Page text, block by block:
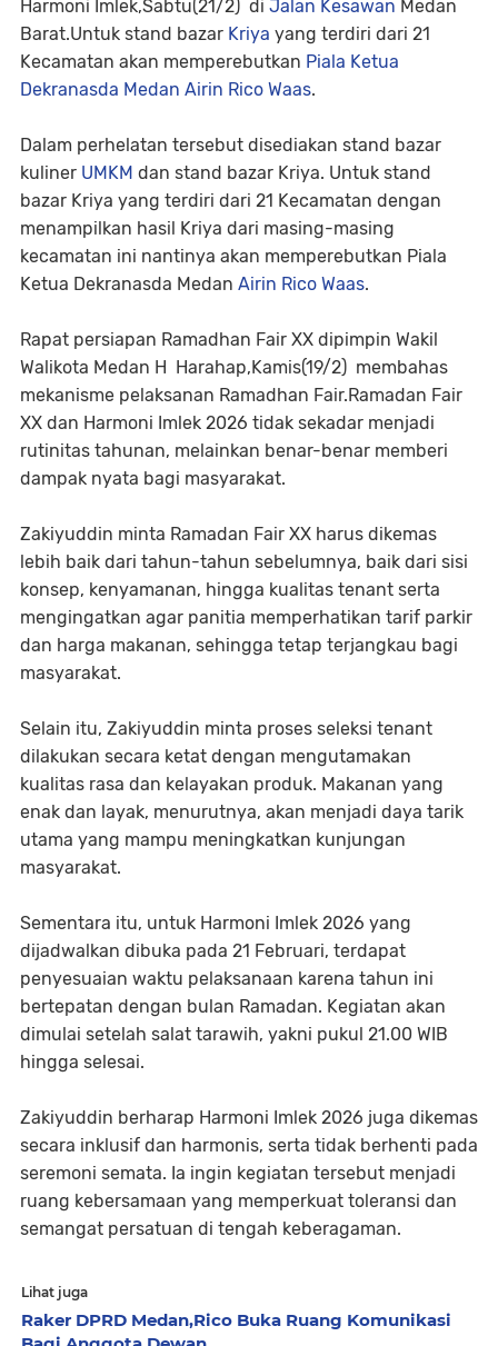
Harmoni Imlek,Sabtu(21/2) di Jalan Kesawan Medan
Barat.Untuk stand bazar Kriya yang terdiri dari 21
Kecamatan akan memperebutkan Piala Ketua
Dekranasda Medan Airin Rico Waas.
Dalam perhelatan tersebut disediakan stand bazar
kuliner UMKM dan stand bazar Kriya. Untuk stand
bazar Kriya yang terdiri dari 21 Kecamatan dengan
menampilkan hasil Kriya dari masing-masing
kecamatan ini nantinya akan memperebutkan Piala
Ketua Dekranasda Medan Airin Rico Waas.
Rapat persiapan Ramadhan Fair XX dipimpin Wakil
Walikota Medan H Harahap,Kamis(19/2) membahas
mekanisme pelaksanan Ramadhan Fair.Ramadan Fair
XX dan Harmoni Imlek 2026 tidak sekadar menjadi
rutinitas tahunan, melainkan benar-benar memberi
dampak nyata bagi masyarakat.
Zakiyuddin minta Ramadan Fair XX harus dikemas
lebih baik dari tahun-tahun sebelumnya, baik dari sisi
konsep, kenyamanan, hingga kualitas tenant serta
mengingatkan agar panitia memperhatikan tarif parkir
dan harga makanan, sehingga tetap terjangkau bagi
masyarakat.
Selain itu, Zakiyuddin minta proses seleksi tenant
dilakukan secara ketat dengan mengutamakan
kualitas rasa dan kelayakan produk. Makanan yang
enak dan layak, menurutnya, akan menjadi daya tarik
utama yang mampu meningkatkan kunjungan
masyarakat.
Sementara itu, untuk Harmoni Imlek 2026 yang
dijadwalkan dibuka pada 21 Februari, terdapat
penyesuaian waktu pelaksanaan karena tahun ini
bertepatan dengan bulan Ramadan. Kegiatan akan
dimulai setelah salat tarawih, yakni pukul 21.00 WIB
hingga selesai.
Zakiyuddin berharap Harmoni Imlek 2026 juga dikemas
secara inklusif dan harmonis, serta tidak berhenti pada
seremoni semata. Ia ingin kegiatan tersebut menjadi
ruang kebersamaan yang memperkuat toleransi dan
semangat persatuan di tengah keberagaman.
Lihat juga
Raker DPRD Medan,Rico Buka Ruang Komunikasi